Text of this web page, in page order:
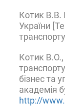
Котик В.В.
України
Котик В.О.,
бізнес та
академія
http://